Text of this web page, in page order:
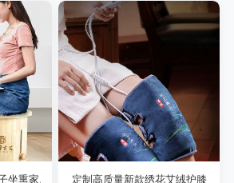
坐熏家用坐灸养生仪定制高质量新款绣花艾绒护膝